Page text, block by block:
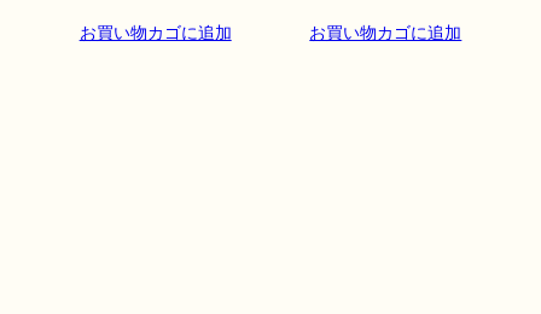
お買い物カゴに追加 お買い物カゴに追加